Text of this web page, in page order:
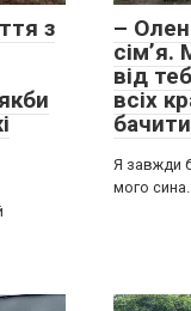
з
–
сім’я.
від
всіх
Я завжди
мого сина.